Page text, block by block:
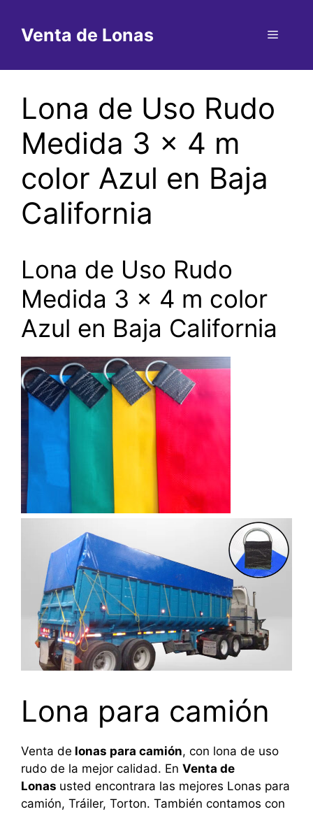
contenido
Venta de Lonas Menú
Lona de Uso Rudo
Medida 3 x 4 m
color Azul en Baja
California
Lona de Uso Rudo
Medida 3 x 4 m color
Azul en Baja California
Lona para camión
Venta de lonas para camión, con lona de uso
rudo de la mejor calidad. En Venta de
Lonas usted encontrara las mejores Lonas para
camión, Tráiler, Torton. También contamos con